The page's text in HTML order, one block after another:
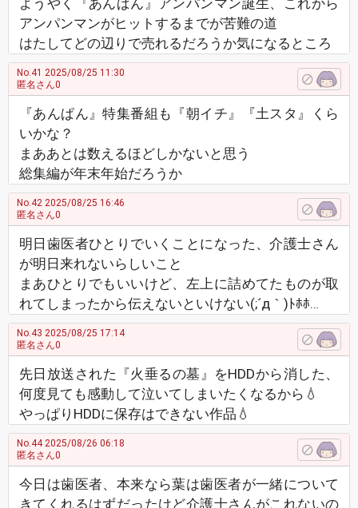
ようやく『あんぱん』アンパンマン誕生、これから
アンパンマンがヒットするまでが苦難の道
はたしてどの辺りで売れるだろうか気になるところ
No.41 2025/08/25 11:30
匿名さん0
『あんぱん』特集番組も『朝イチ』『土スタ』くら
いかな？
まああとは数えるほどしかないと思う
総集編が年末年始だろうか
No.42 2025/08/25 16:46
匿名さん0
明日歯医者ひとりでいくことになった、介護士さん
が明日来れないらしいこと
まあひとりでもいいけど、左上に詰めてたものが取
れてしまったから伝えないといけない(;´д｀)ﾄﾎﾎ…
No.43 2025/08/25 17:14
匿名さん0
先日放送された『火垂るの墓』をHDDから消した、
何度見ても感動して泣いてしまいたくなるから💧
やっぱりHDDに保存はできない作品💧
No.442025/08/26 06:18
匿名さん0
今日は歯医者、本来なら葉は歯医者が一緒について
きてくれるはずだったけど介護士さんがこれないの